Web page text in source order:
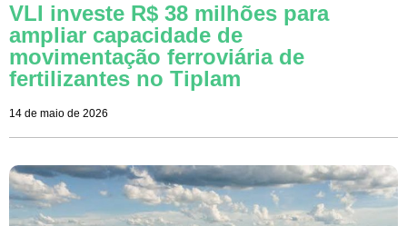
VLI investe R$ 38 milhões para
ampliar capacidade de
movimentação ferroviária de
fertilizantes no Tiplam
14 de maio de 2026